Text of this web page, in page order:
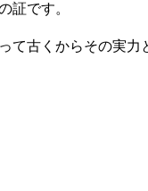
証です。
て古くからその実